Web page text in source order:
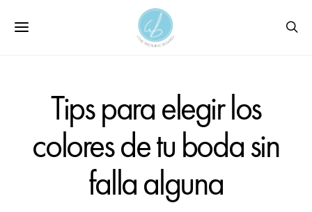
Tips para elegir los
colores de tu boda sin
falla alguna